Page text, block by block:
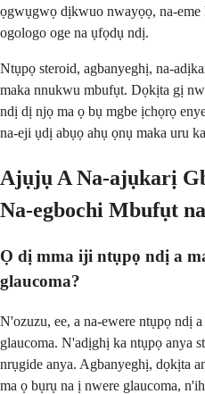
ọgwụgwọ dịkwuo nwayọọ, na-
ogologo oge na ụfọdụ ndị.
Ntụpọ steroid, agbanyeghị, na-
maka nnukwu mbufụt. Dọkịta gị
ndị dị njọ ma ọ bụ mgbe ịchọrọ
na-eji ụdị abụọ ahụ ọnụ maka uru
Ajụjụ A Na-ajụkarị
Na-egbochi Mbufụt
Ọ dị mma iji ntụpọ ndị a
glaucoma?
N'ozuzu, ee, a na-ewere ntụpọ ndị
glaucoma. N'adịghị ka ntụpọ anya
nrụgide anya. Agbanyeghị, dọkịta
ma ọ bụrụ na ị nwere glaucoma,